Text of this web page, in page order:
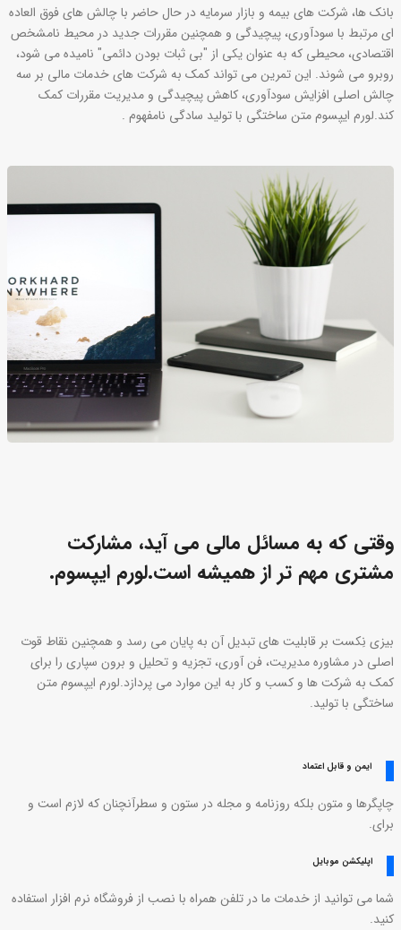
بانک ها، شرکت های بیمه و بازار سرمایه در حال حاضر با چالش های فوق العاده
ای مرتبط با سودآوری، پیچیدگی و همچنین مقررات جدید در محیط نامشخص
اقتصادی، محیطی که به عنوان یکی از "بی ثبات بودن دائمی" نامیده می شود،
روبرو می شوند. این تمرین می تواند کمک به شرکت های خدمات مالی بر سه
چالش اصلی افزایش سودآوری، کاهش پیچیدگی و مدیریت مقررات کمک
کند.لورم ایپسوم متن ساختگی با تولید سادگی نامفهوم .
وقتی که به مسائل مالی می آید، مشارکت
مشتری مهم تر از همیشه است.لورم ایپسوم.
بیزی نِکست بر قابلیت های تبدیل آن به پایان می رسد و همچنین نقاط قوت
اصلی در مشاوره مدیریت، فن آوری، تجزیه و تحلیل و برون سپاری را برای
کمک به شرکت ها و کسب و کار به این موارد می پردازد.لورم ایپسوم متن
ساختگی با تولید.
ایمن و قابل اعتماد
چاپگرها و متون بلکه روزنامه و مجله در ستون و سطرآنچنان که لازم است و
برای.
اپلیکشن موبایل
شما می توانید از خدمات ما در تلفن همراه با نصب از فروشگاه نرم افزار استفاده
کنید.